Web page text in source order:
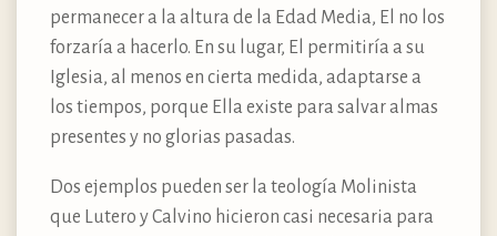
permanecer a la altura de la Edad Media, El no los
forzaría a hacerlo. En su lugar, El permitiría a su
Iglesia, al menos en cierta medida, adaptarse a
los tiempos, porque Ella existe para salvar almas
presentes y no glorias pasadas.
Dos ejemplos pueden ser la teología Molinista
que Lutero y Calvino hicieron casi necesaria para